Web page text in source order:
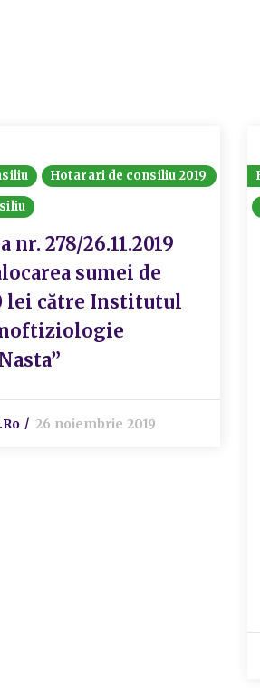
Hotarari de consiliu 2019
nr. 278/26.11.2019
sumei de
lei către Institutul
26 noiembrie 2019